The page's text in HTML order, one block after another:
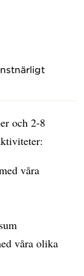
och 2-8
våra
våra olika